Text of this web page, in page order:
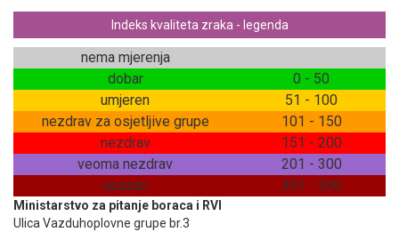
Indeks kvaliteta zraka - legenda
nema mjerenja
dobar
0 - 50
umjeren
51 - 100
nezdrav za osjetljive grupe
101 - 150
nezdrav
151 - 200
veoma nezdrav
201 - 300
opasan
301 - 500
Ministarstvo za pitanje boraca i RVI
Ulica Vazduhoplovne grupe br.3